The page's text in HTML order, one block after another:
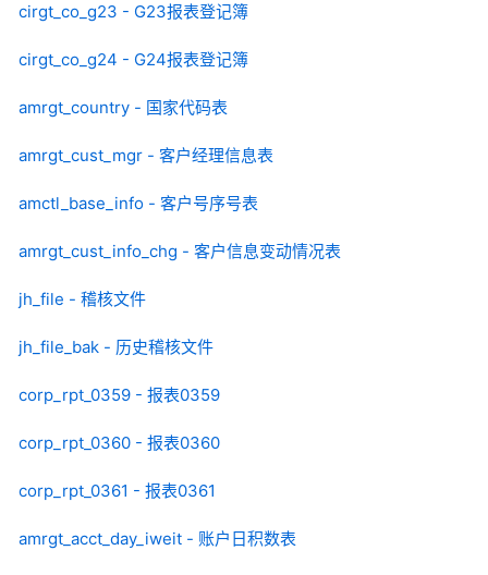
cirgt_co_g23 - G23报表登记簿
cirgt_co_g24 - G24报表登记簿
amrgt_country - 国家代码表
amrgt_cust_mgr - 客户经理信息表
amctl_base_info - 客户号序号表
amrgt_cust_info_chg - 客户信息变动情况表
jh_file - 稽核文件
jh_file_bak - 历史稽核文件
corp_rpt_0359 - 报表0359
corp_rpt_0360 - 报表0360
corp_rpt_0361 - 报表0361
amrgt_acct_day_iweit - 账户日积数表